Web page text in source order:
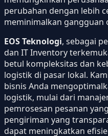
perubahan dengan lebih
meminimalkan gangguan
EOS Teknologi, sebagai
dan IT Inventory
betul kompleksitas dan
logistik di pasar lokal.
bisnis Anda
logistik, mulai dari
pemrosesan pesanan
pengiriman yang
dapat meningkatkan